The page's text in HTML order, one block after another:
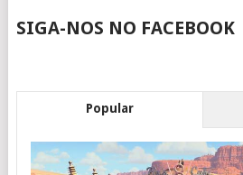
SIGA-NOS NO FACEBOOK
Popular